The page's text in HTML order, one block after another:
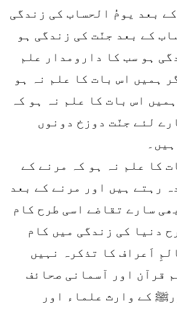
بعد یومُ الحساب کی زندگی
کے بعد جنّت کی زندگی ہو
ہو سب کا دارومدار علم
ہمیں اس بات کا علم نہ ہو
اس بات کا علم نہ ہو کہ
لئے جنّت دوزخ دونوں
کا علم نہ ہو کہ مرنے کے
رہتے ہیں اور مرنے کے بعد
سارے تقاضے اسی طرح کام
دنیا کی زندگی میں کام
اَعراف کا تذکرہ نہیں
قرآن اور آسمانی صحائف
کے وارث علماء اور